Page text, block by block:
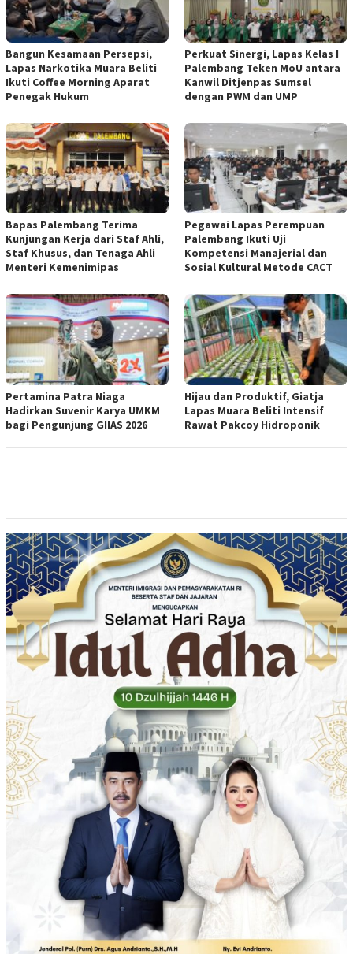
Bangun Kesamaan Persepsi,
Lapas Narkotika Muara Beliti
Ikuti Coffee Morning Aparat
Penegak Hukum
Perkuat Sinergi, Lapas Kelas I
Palembang Teken MoU antara
Kanwil Ditjenpas Sumsel
dengan PWM dan UMP
Bapas Palembang Terima
Kunjungan Kerja dari Staf Ahli,
Staf Khusus, dan Tenaga Ahli
Menteri Kemenimipas
Pegawai Lapas Perempuan
Palembang Ikuti Uji
Kompetensi Manajerial dan
Sosial Kultural Metode CACT
Pertamina Patra Niaga
Hadirkan Suvenir Karya UMKM
bagi Pengunjung GIIAS 2026
Hijau dan Produktif, Giatja
Lapas Muara Beliti Intensif
Rawat Pakcoy Hidroponik